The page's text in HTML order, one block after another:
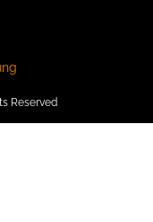
Reserved